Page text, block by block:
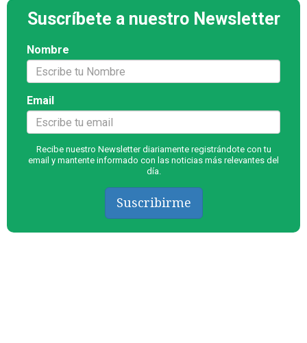
Suscríbete a nuestro Newsletter
Nombre
Email
Recibe nuestro Newsletter diariamente registrándote con tu
email y mantente informado con las noticias más relevantes del
día.
Suscribirme